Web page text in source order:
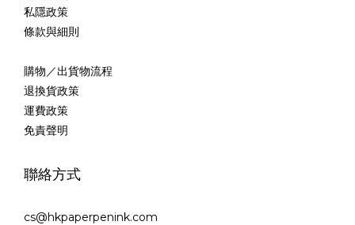
私隱政策
條款與細則
購物／出貨物流程
退換貨政策
運費政策
免責聲明
聯絡方式
cs@hkpaperpenink.com